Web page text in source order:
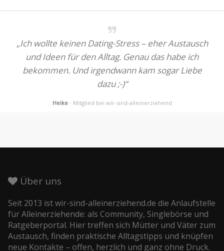
„Ich wollte keinen Dating-Stress – eher Austausch
und Ideen für den Alltag. Genau das habe ich
bekommen. Und irgendwann kam sogar Liebe
dazu ;-)“
Heike - Mitglied bei wir-sind-alleinerziehend
Über uns
Seit 2013 ist wir-sind-alleinerziehend.de die Anlaufstelle
für Alleinerziehende: als Community, Singlebörse und
Ratgeberportal. Hier treffen sich Mütter und Väter zum
Austausch, finden praktische Alltagstipps und knüpfen
neue Kontakte – offen, herzlich und ganz ohne Druck.